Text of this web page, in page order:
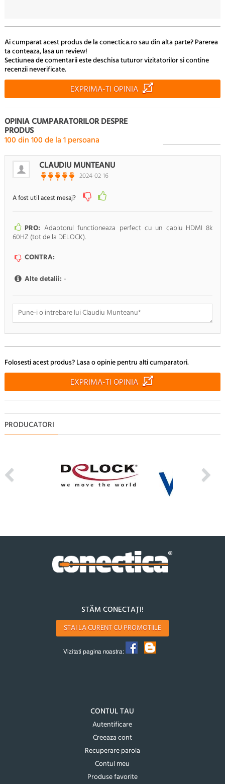
Ai cumparat acest produs de la conectica.ro sau din alta parte? Parerea
ta conteaza, lasa un review!
Sectiunea de comentarii este deschisa tuturor vizitatorilor si contine
recenzii neverificate.
EXPRIMA-TI OPINIA
OPINIA CUMPARATORILOR DESPRE
PRODUS
100din100de la1persoana
CLAUDIU MUNTEANU
2024-02-16
A fost util acest mesaj?
PRO:Adaptorul functioneaza perfect cu un cablu HDMI 8k
60HZ (tot de la DELOCK).
CONTRA:
Alte detalii: -
RENUNTA
TRIMITE
Folosesti acest produs? Lasa o opinie pentru alti cumparatori.
EXPRIMA-TI OPINIA
PRODUCATORI
STĂM CONECTAȚI!
STAI LA CURENT CU PROMOTIILE
Vizitati pagina noastra:
CONTUL TAU
Autentificare
Creeaza cont
Recuperare parola
Contul meu
Produse favorite